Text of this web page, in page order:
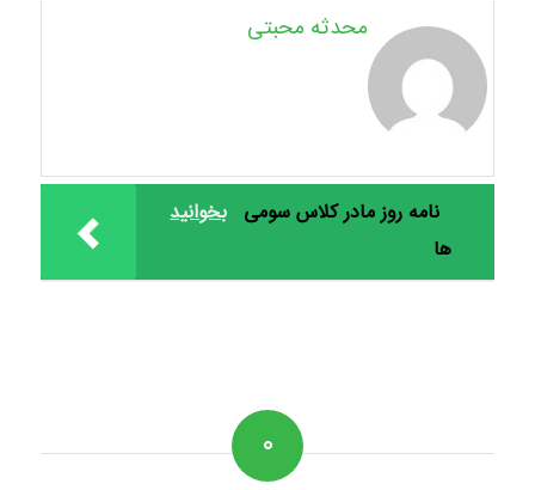
محدثه محبتی
بخوانید نامه روز مادر کلاس سومی
ها
۰